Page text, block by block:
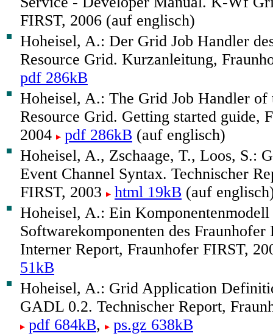
FIRST, 2006 (auf englisch)
Hoheisel, A.: Der Grid Job Handler
Resource Grid. Kurzanleitung,
pdf 286kB
Hoheisel, A.: The Grid Job Handler of
Resource Grid. Getting started guide,
2004
pdf 286kB (auf englisch)
Hoheisel, A., Zschaage, T., Loos, S.:
Event Channel Syntax. Technischer
FIRST, 2003
html 19kB (auf
Hoheisel, A.: Ein
Softwarekomponenten des Fraunhofer
Interner Report, Fraunhofer FIRST,
51kB
Hoheisel, A.: Grid Application
GADL 0.2. Technischer Report,
pdf 684kB,
ps.gz 638kB